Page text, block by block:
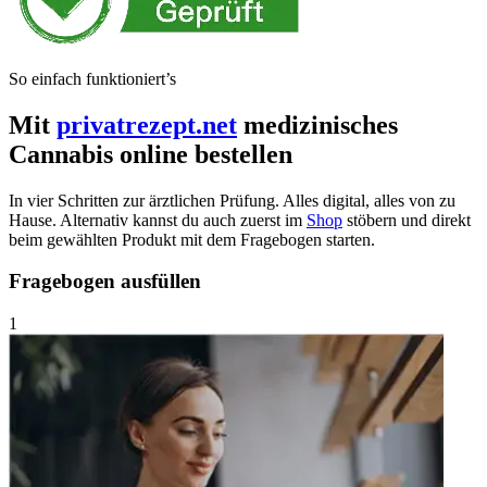
So einfach funktioniert’s
Mit privatrezept.net medizinisches
Cannabis online bestellen
In vier Schritten zur ärztlichen Prüfung. Alles digital, alles von zu
Hause. Alternativ kannst du auch zuerst im Shop stöbern und direkt
beim gewählten Produkt mit dem Fragebogen starten.
Fragebogen ausfüllen
1